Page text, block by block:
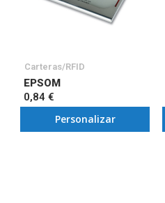
Carteras/RFID
EPSOM
0,84 €
Personalizar